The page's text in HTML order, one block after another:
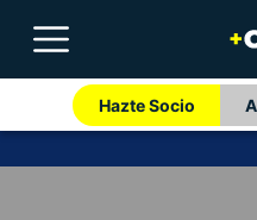
Hazte Socio